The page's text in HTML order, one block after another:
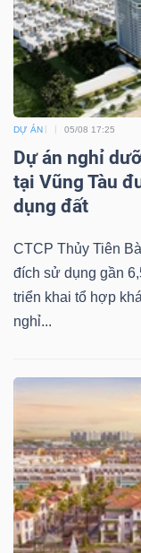
DỰ ÁN 05/08 17:25
Dự án nghỉ
tại Vũng Tàu
dụng đất
CTCP Thủy Tiên
đích sử dụng gần
triển khai tổ hợp
nghỉ...